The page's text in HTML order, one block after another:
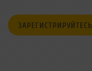
ЗАРЕГИСТРИРУЙТЕСЬ